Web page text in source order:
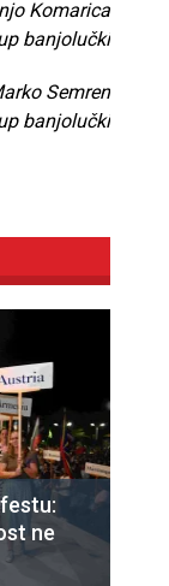
Komarica
banjolučki
Semren
banjolučki
ne